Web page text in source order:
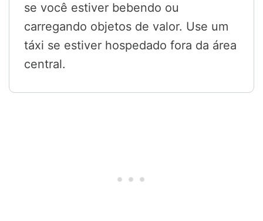
se você estiver bebendo ou
carregando objetos de valor. Use um
táxi se estiver hospedado fora da área
central.